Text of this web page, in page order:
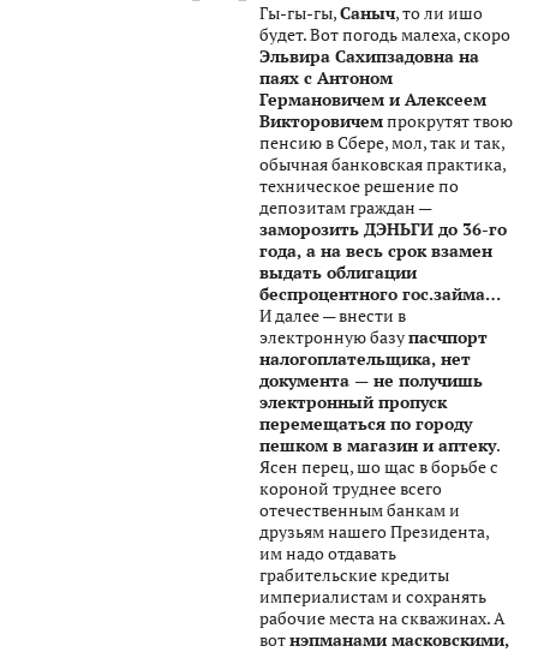
Гы-гы-гы,Саныч, то ли ишо
будет. Вот погодь малеха, скоро
Эльвира Сахипзадовна на
паях с Антоном
Германовичем и Алексеем
Викторовичемпрокрутят твою
пенсию в Сбере, мол, так и так,
обычная банковская практика,
техническое решение по
депозитам граждан —
заморозить ДЭНЬГИ до 36-го
года, а на весь срок взамен
выдать облигации
беспроцентного гос.займа…
И далее — внести в
электронную базупасчпорт
налогоплательщика, нет
документа — не получишь
электронный пропуск
перемещаться по городу
пешком в магазин и аптеку.
Ясен перец, шо щас в борьбе с
короной труднее всего
отечественным банкам и
друзьям нашего Президента,
им надо отдавать
грабительские кредиты
империалистам и сохранять
рабочие места на скважинах. А
вотнэпманами масковскими,